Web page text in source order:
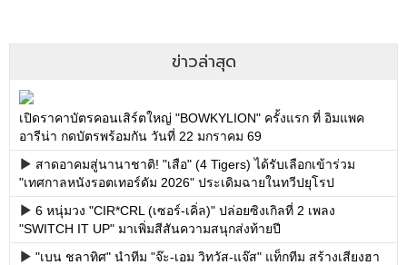
ข่าวล่าสุด
เปิดราคาบัตรคอนเสิร์ตใหญ่ "BOWKYLION" ครั้งแรก ที่ อิมแพค
อารีน่า กดบัตรพร้อมกัน วันที่ 22 มกราคม 69
สาดอาคมสู่นานาชาติ! "เสือ" (4 Tigers) ได้รับเลือกเข้าร่วม
"เทศกาลหนังรอตเทอร์ดัม 2026" ประเดิมฉายในทวีปยุโรป
6 หนุ่มวง "CIR*CRL (เซอร์-เคิ่ล)" ปล่อยซิงเกิลที่ 2 เพลง
"SWITCH IT UP" มาเพิ่มสีสันความสนุกส่งท้ายปี
"เบน ชลาทิศ" นำทีม "จ๊ะ-เอม วิทวัส-แจ๊ส" แท็กทีม สร้างเสียงฮา